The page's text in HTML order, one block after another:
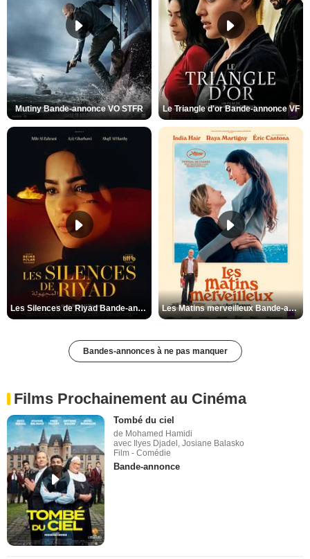
Mutiny Bande-annonce VO STFR Le Triangle d'or Bande-annonce VF
Les Silences de Riyad Bande-annonce VO STFR Les Matins merveilleux Bande-annonce VF
Bandes-annonces à ne pas manquer
Films Prochainement au Cinéma
Tombé du ciel
de Mohamed Hamidi
avec Ilyes Djadel, Josiane Balasko
Film - Comédie
Bande-annonce